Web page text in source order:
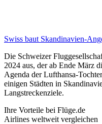
Swiss baut Skandinavien-
Die Schweizer
2024 aus, der ab Ende März
Agenda der Lufthansa-
einigen Städten in
Langstreckenziele.
Ihre Vorteile bei Flüge.de
Airlines weltweit vergleichen